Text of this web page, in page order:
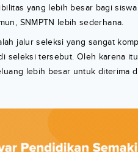
yang lebih besar bagi
SNMPTN lebih sederhana.
jalur seleksi yang sangat
seleksi tersebut. Oleh karena
lebih besar untuk diterima